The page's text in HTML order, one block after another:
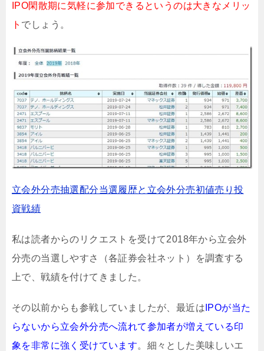
IPO閑散期に気軽に参加できるというのは大きなメリッ
ト でしょう。
立会外分売抽選配分当選履歴と立会外分売初値売り投
資戦績
私は読者からのリクエストを受けて2018年から立会外
分売の当選しやすさ（各証券会社ネット）を調査する
上で、戦績を付けてきました。
その以前からも参戦していましたが、最近は IPOが当た
らないから立会外分売へ流れて参加者が増えている印
象を非常に強く受けています。細々とした美味しいエ